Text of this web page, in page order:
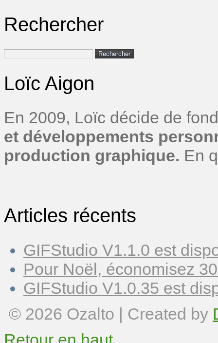
Rechercher
Loïc Aigon
En 2009, Loïc décide de
et développements
production graphique. En
Articles récents
GIFStudio V1.1.0 est
Pour Noël, économisez
GIFStudio V1.0.35 est
© 2026 Ozalto | Created by